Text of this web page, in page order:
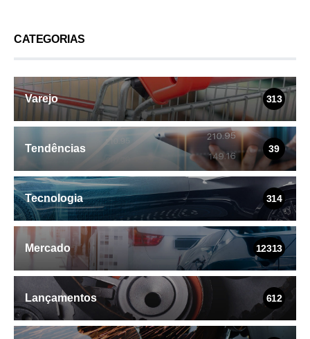
CATEGORIAS
Varejo 313
Tendências 39
Tecnologia 314
Mercado 12313
Lançamentos 612